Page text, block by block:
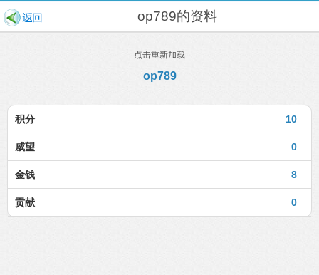
op789的资料
点击重新加载
op789
10
积分
0
威望
8
金钱
0
贡献